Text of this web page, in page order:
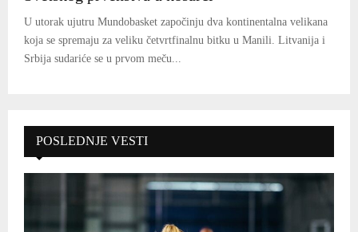
U utorak ujutru Mundobasket započinju dva kontinentalna velikana
koja se spremaju za veliku četvrtfinalnu bitku u Manili. Litvanija i
Srbija sudariće se u prvom meču...
POSLEDNJE VESTI